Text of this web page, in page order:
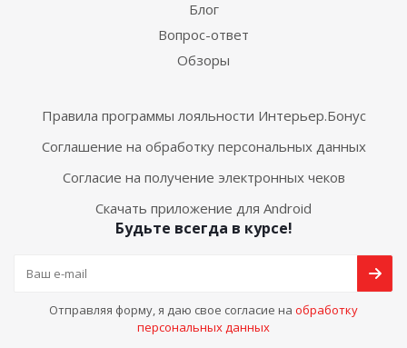
Блог
Вопрос-ответ
Обзоры
Правила программы лояльности Интерьер.Бонус
Соглашение на обработку персональных данных
Согласие на получение электронных чеков
Скачать приложение для Android
Будьте всегда в курсе!
Отправляя форму, я даю свое согласие на обработку
персональных данных